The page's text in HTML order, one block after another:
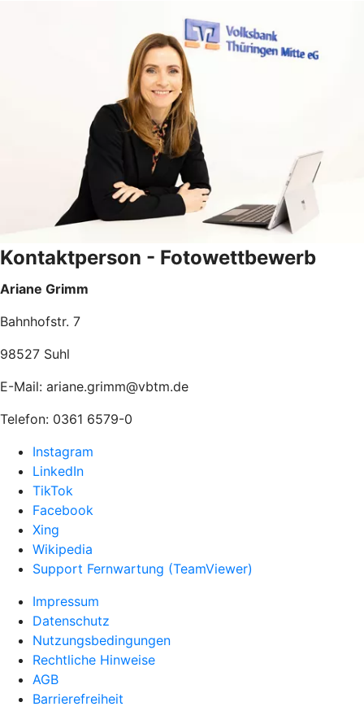
Kontaktperson - Fotowettbewerb
Ariane Grimm
Bahnhofstr. 7
98527 Suhl
E-Mail: ariane.grimm@vbtm.de
Telefon: 0361 6579-0
Instagram
LinkedIn
TikTok
Facebook
Xing
Wikipedia
Support Fernwartung (TeamViewer)
Impressum
Datenschutz
Nutzungsbedingungen
Rechtliche Hinweise
AGB
Barrierefreiheit